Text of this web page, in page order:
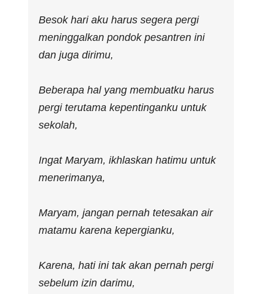
Besok hari aku harus segera pergi
meninggalkan pondok pesantren ini
dan juga dirimu,
Beberapa hal yang membuatku harus
pergi terutama kepentinganku untuk
sekolah,
Ingat Maryam, ikhlaskan hatimu untuk
menerimanya,
Maryam, jangan pernah tetesakan air
matamu karena kepergianku,
Karena, hati ini tak akan pernah pergi
sebelum izin darimu,